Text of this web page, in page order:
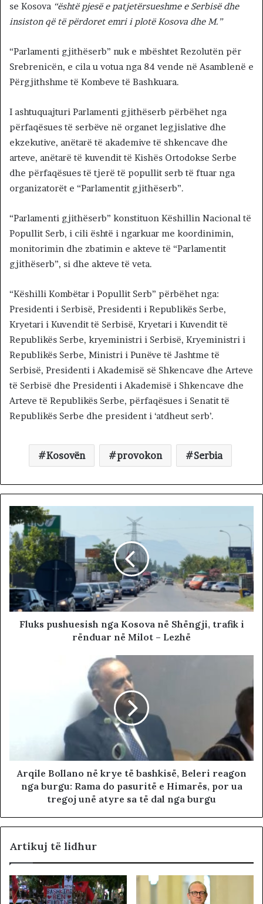
se Kosova “është pjesë e patjetërsueshme e Serbisë dhe
insiston që të përdoret emri i plotë Kosova dhe M.”
“Parlamenti gjithëserb” nuk e mbështet Rezolutën për
Srebrenicën, e cila u votua nga 84 vende në Asamblenë e
Përgjithshme të Kombeve të Bashkuara.
I ashtuquajturi Parlamenti gjithëserb përbëhet nga
përfaqësues të serbëve në organet legjislative dhe
ekzekutive, anëtarë të akademive të shkencave dhe
arteve, anëtarë të kuvendit të Kishës Ortodokse Serbe
dhe përfaqësues të tjerë të popullit serb të ftuar nga
organizatorët e “Parlamentit gjithëserb”.
“Parlamenti gjithëserb” konstituon Këshillin Nacional të
Popullit Serb, i cili është i ngarkuar me koordinimin,
monitorimin dhe zbatimin e akteve të “Parlamentit
gjithëserb”, si dhe akteve të veta.
“Këshilli Kombëtar i Popullit Serb” përbëhet nga:
Presidenti i Serbisë, Presidenti i Republikës Serbe,
Kryetari i Kuvendit të Serbisë, Kryetari i Kuvendit të
Republikës Serbe, kryeministri i Serbisë, Kryeministri i
Republikës Serbe, Ministri i Punëve të Jashtme të
Serbisë, Presidenti i Akademisë së Shkencave dhe Arteve
të Serbisë dhe Presidenti i Akademisë i Shkencave dhe
Arteve të Republikës Serbe, përfaqësues i Senatit të
Republikës Serbe dhe president i ‘atdheut serb’.
Kosovën provokon Serbia
Fluks pushuesish nga Kosova në Shëngji, trafik i
rënduar në Milot – Lezhë
Arqile Bollano në krye të bashkisë, Beleri reagon
nga burgu: Rama do pasuritë e Himarës, por ua
tregoj unë atyre sa të dal nga burgu
Artikuj të lidhur